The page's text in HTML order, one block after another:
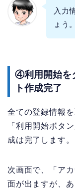
入力
ょう。
④利用開始を
ト作成完了
全ての登録情報
「利用開始ボタ
成は完了します。
次画面で、「ア
面が出ますが、